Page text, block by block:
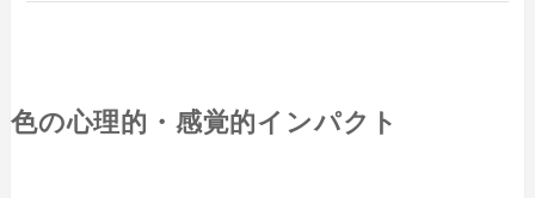
色の心理的・感覚的インパクト